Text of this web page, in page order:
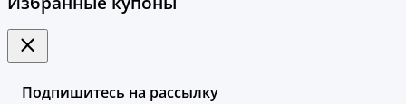
Подпишитесь на рассылку